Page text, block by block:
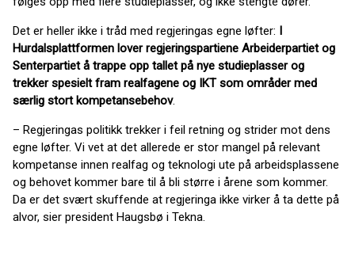
Det er heller ikke i tråd med regjeringas egne løfter: I
Hurdalsplattformen lover regjeringspartiene Arbeiderpartiet og
Senterpartiet å trappe opp tallet på nye studieplasser og
trekker spesielt fram realfagene og IKT som områder med
særlig stort kompetansebehov.
– Regjeringas politikk trekker i feil retning og strider mot dens
egne løfter. Vi vet at det allerede er stor mangel på relevant
kompetanse innen realfag og teknologi ute på arbeidsplassene
og behovet kommer bare til å bli større i årene som kommer.
Da er det svært skuffende at regjeringa ikke virker å ta dette på
alvor, sier president Haugsbø i Tekna.